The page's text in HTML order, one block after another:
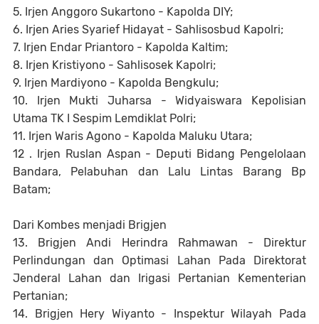
5. Irjen Anggoro Sukartono - Kapolda DIY;
6. Irjen Aries Syarief Hidayat - Sahlisosbud Kapolri;
7. Irjen Endar Priantoro - Kapolda Kaltim;
8. Irjen Kristiyono - Sahlisosek Kapolri;
9. Irjen Mardiyono - Kapolda Bengkulu;
10. Irjen Mukti Juharsa - Widyaiswara Kepolisian
Utama TK I Sespim Lemdiklat Polri;
11. Irjen Waris Agono - Kapolda Maluku Utara;
12 . Irjen Ruslan Aspan - Deputi Bidang Pengelolaan
Bandara, Pelabuhan dan Lalu Lintas Barang Bp
Batam;
Dari Kombes menjadi Brigjen
13. Brigjen Andi Herindra Rahmawan - Direktur
Perlindungan dan Optimasi Lahan Pada Direktorat
Jenderal Lahan dan Irigasi Pertanian Kementerian
Pertanian;
14. Brigjen Hery Wiyanto - Inspektur Wilayah Pada